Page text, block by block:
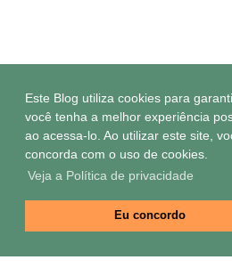
Este Blog utiliza cookies para
você tenha a melhor experiência
ao acessa-lo. Ao utilizar este site,
concorda com o uso de cookies.
Veja a Política de privacidade
Eu concordo
Copyright ©O tacho da Pepa
Tema byElaine